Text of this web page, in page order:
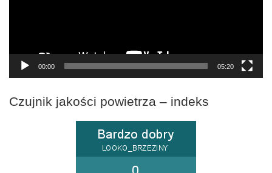
00:00 05:20
Czujnik jakości powietrza – indeks